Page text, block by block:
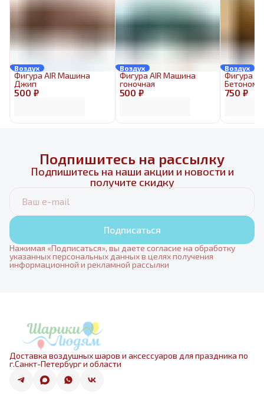
Воздух
500 ₽
Фигура AIR Машина
Джип
Воздух
500 ₽
Фигура AIR Машина
гоночная
Воздух
750 ₽
Фигура
Подпишитесь на рассылку
Подпишитесь на наши акции и новости и
получите скидку
Подписаться
Нажимая «Подписаться», вы даете согласие на обработку
указанных персональных данных в целях получения
информационной и рекламной рассылки
Доставка воздушных шаров и аксессуаров для праздника по
г.Санкт-Петербург и области